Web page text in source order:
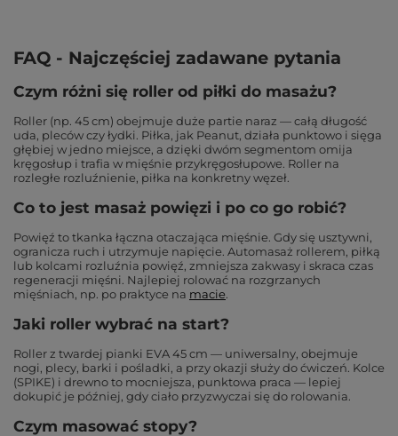
FAQ - Najczęściej zadawane pytania
Czym różni się roller od piłki do masażu?
Roller (np. 45 cm) obejmuje duże partie naraz — całą długość
uda, pleców czy łydki. Piłka, jak Peanut, działa punktowo i sięga
głębiej w jedno miejsce, a dzięki dwóm segmentom omija
kręgosłup i trafia w mięśnie przykręgosłupowe. Roller na
rozległe rozluźnienie, piłka na konkretny węzeł.
Co to jest masaż powięzi i po co go robić?
Powięź to tkanka łączna otaczająca mięśnie. Gdy się usztywni,
ogranicza ruch i utrzymuje napięcie. Automasaż rollerem, piłką
lub kolcami rozluźnia powięź, zmniejsza zakwasy i skraca czas
regeneracji mięśni. Najlepiej rolować na rozgrzanych
mięśniach, np. po praktyce na macie.
Jaki roller wybrać na start?
Roller z twardej pianki EVA 45 cm — uniwersalny, obejmuje
nogi, plecy, barki i pośladki, a przy okazji służy do ćwiczeń. Kolce
(SPIKE) i drewno to mocniejsza, punktowa praca — lepiej
dokupić je później, gdy ciało przyzwyczai się do rolowania.
Czym masować stopy?